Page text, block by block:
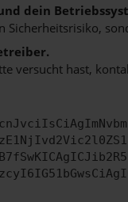
dein
Sicherheitsrisiko,
versucht hast,